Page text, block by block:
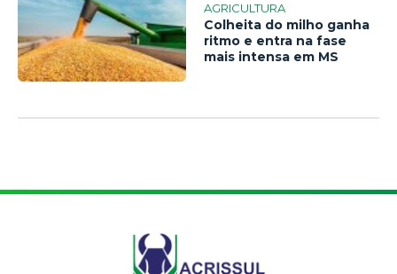
AGRICULTURA
Colheita do milho ganha
ritmo e entra na fase
mais intensa em MS